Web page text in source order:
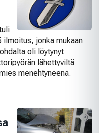
ilmoitus, jonka mukaan
oli löytynyt
lähettyviltä
menehtyneenä.